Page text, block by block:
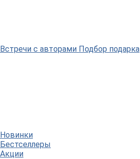
Встречи с авторами Подбор подарка
Новинки
Бестселлеры
Акции